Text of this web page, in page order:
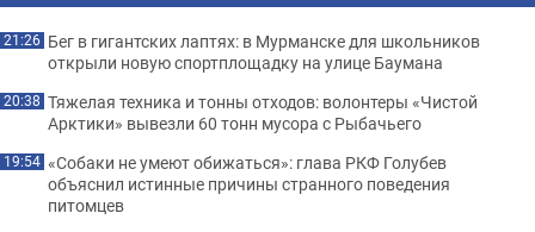
21:26 Бег в гигантских лаптях: в Мурманске для школьников
открыли новую спортплощадку на улице Баумана
20:38 Тяжелая техника и тонны отходов: волонтеры «Чистой
Арктики» вывезли 60 тонн мусора с Рыбачьего
19:54 «Собаки не умеют обижаться»: глава РКФ Голубев
объяснил истинные причины странного поведения
питомцев